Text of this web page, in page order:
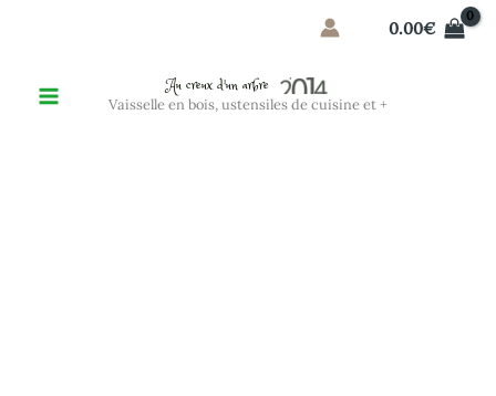
0.00€
Au creux d'un arbre
Vaisselle en bois, ustensiles de cuisine et +